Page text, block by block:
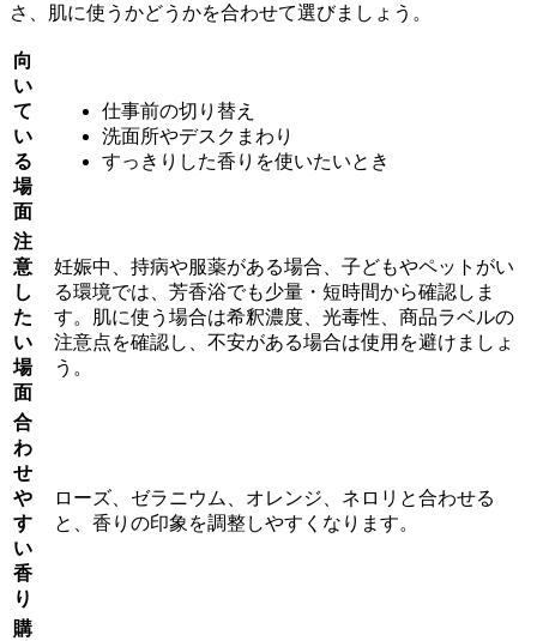
さ、肌に使うかどうかを合わせて選びましょう。
向
い
て
い
る
場
面
仕事前の切り替え
洗面所やデスクまわり
すっきりした香りを使いたいとき
注
意
し
た
い
場
面
妊娠中、持病や服薬がある場合、子どもやペットがい
る環境では、芳香浴でも少量・短時間から確認しま
す。肌に使う場合は希釈濃度、光毒性、商品ラベルの
注意点を確認し、不安がある場合は使用を避けましょ
う。
合
わ
せ
や
す
い
香
り
ローズ、ゼラニウム、オレンジ、ネロリと合わせる
と、香りの印象を調整しやすくなります。
購